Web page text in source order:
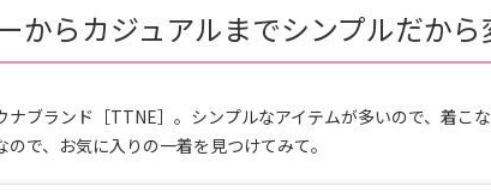
からカジュアルまでシンプルだから
ナブランド［TTNE］。シンプルなアイテムが多いので、着こ
ので、お気に入りの一着を見つけてみて。